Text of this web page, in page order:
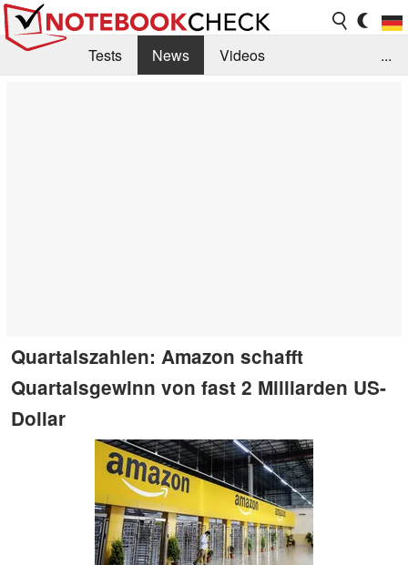
Tests News
Videos
...
Quartalszahlen: Amazon schafft
Quartalsgewinn von fast 2 Milliarden US-
Dollar